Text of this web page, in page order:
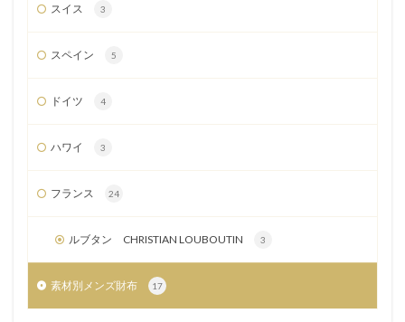
スイス 3
スペイン 5
ドイツ 4
ハワイ 3
フランス 24
ルブタン CHRISTIAN LOUBOUTIN 3
素材別メンズ財布 17